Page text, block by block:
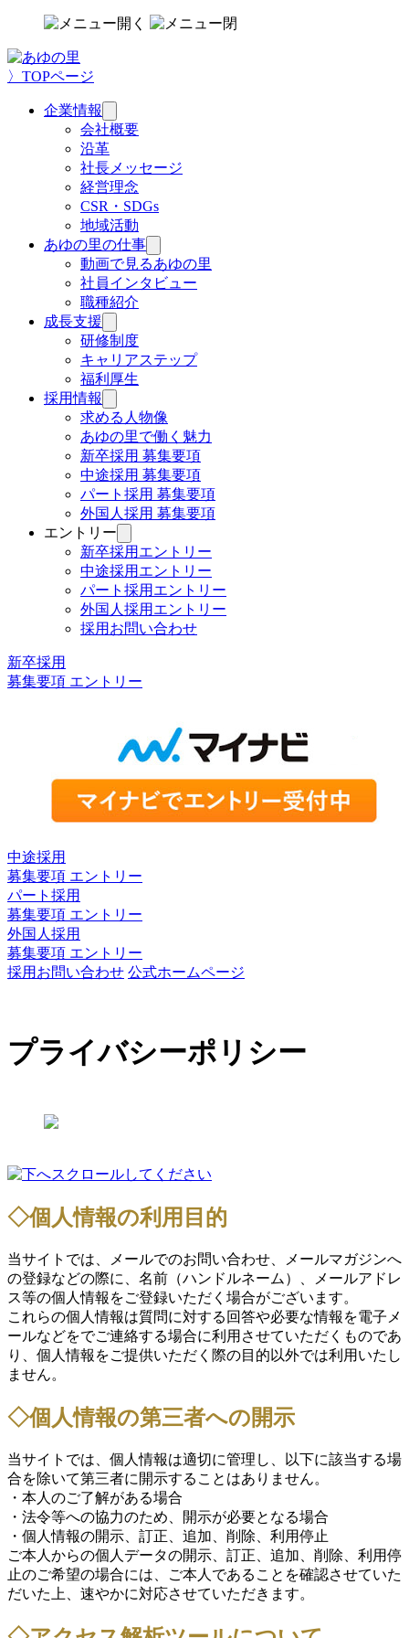
〉TOPページ
企業情報
ブ
ニ
ュ
ー
を
開
く
会社概要
沿革
社長メッセージ
経営理念
CSR・SDGs
地域活動
あゆの里の仕事
ブ
メ
開
動画で見るあゆの里
社員インタビュー
職種紹介
成長支援
ブ
メ
ニ
ュ
ー
を
開
く
研修制度
キャリアステップ
福利厚生
採用情報
ブ
メ
ニ
ュ
ー
を
開
く
求める人物像
あゆの里で働く魅力
新卒採用 募集要項
中途採用 募集要項
パート採用 募集要項
外国人採用 募集要項
エントリー
ブ
メ
ニ
ュ
ー
を
新卒採用エントリー
中途採用エントリー
パート採用エントリー
外国人採用エントリー
採用お問い合わせ
新卒採用
募集要項 エントリー
中途採用
募集要項 エントリー
パート採用
募集要項 エントリー
外国人採用
募集要項 エントリー
採用お問い合わせ 公式ホームページ
プライバシーポリシー
◇個人情報の利用目的
当サイトでは、メールでのお問い合わせ、メールマガジンへ
の登録などの際に、名前（ハンドルネーム）、メールアドレ
ス等の個人情報をご登録いただく場合がございます。
これらの個人情報は質問に対する回答や必要な情報を電子メ
ールなどをでご連絡する場合に利用させていただくものであ
り、個人情報をご提供いただく際の目的以外では利用いたし
ません。
◇個人情報の第三者への開示
当サイトでは、個人情報は適切に管理し、以下に該当する場
合を除いて第三者に開示することはありません。
・本人のご了解がある場合
・法令等への協力のため、開示が必要となる場合
・個人情報の開示、訂正、追加、削除、利用停止
ご本人からの個人データの開示、訂正、追加、削除、利用停
止のご希望の場合には、ご本人であることを確認させていた
だいた上、速やかに対応させていただきます。